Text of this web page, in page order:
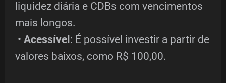
liquidez diária e CDBs com vencimentos
mais longos.
• Acessível : É possível investir a partir de
valores baixos, como R$ 100,00.